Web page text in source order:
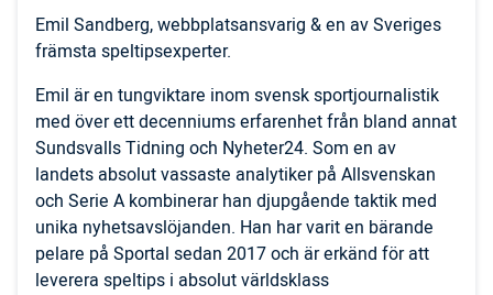
Emil Sandberg, webbplatsansvarig & en av Sveriges
främsta speltipsexperter.
Emil är en tungviktare inom svensk sportjournalistik
med över ett decenniums erfarenhet från bland annat
Sundsvalls Tidning och Nyheter24. Som en av
landets absolut vassaste analytiker på Allsvenskan
och Serie A kombinerar han djupgående taktik med
unika nyhetsavslöjanden. Han har varit en bärande
pelare på Sportal sedan 2017 och är erkänd för att
leverera speltips i absolut världsklass